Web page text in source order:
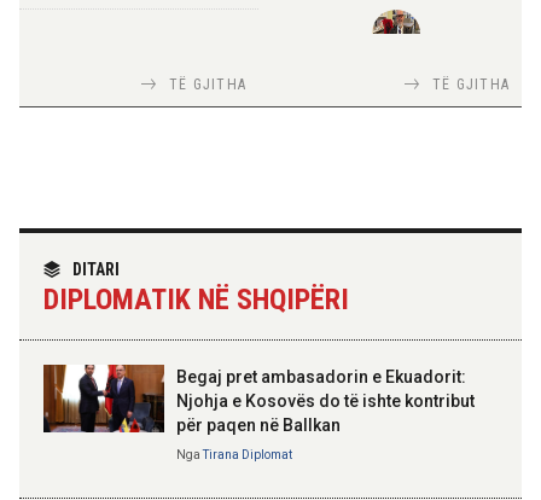
Ambasadori Wendt do të
mbështesë vizionin e Presidentit
20:26 07-08-2026
Forcat Tokësore vijojnë
Klos për izolimin e zjarreve
20:22 07-08-2026
Lamallari: Siguria në bregdet
TË GJITHA TIRANA DIPLOMAT
TIRANA DIPLOMAT
Skënderbeut dhe Ismail
TË GJITHA
DITARI
DIPLOMATIK NË SHQIPËRI
Begaj pret ambasadorin e Ekuadorit:
Njohja e Kosovës do të ishte kontribut
për paqen në Ballkan
NgaTirana Diplomat